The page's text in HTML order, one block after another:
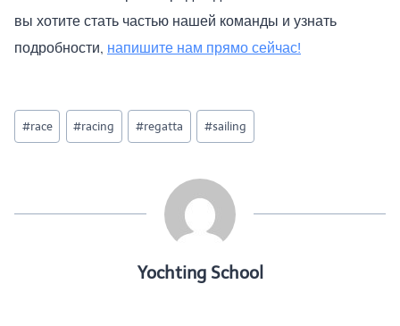
вы хотите стать частью нашей команды и узнать
подробности, напишите нам прямо сейчас!
Метки
записи:
#race #racing #regatta #sailing
Yochting School